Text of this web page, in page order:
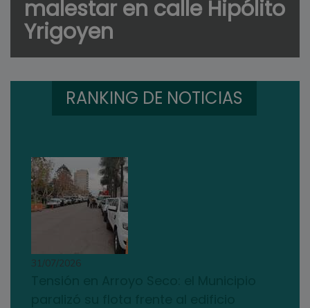
malestar en calle Hipólito
Yrigoyen
RANKING DE NOTICIAS
31/07/2026